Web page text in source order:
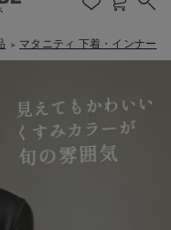
戻る
送料無料アイテム全て
戻る
ブラキャミ おまとめ
戻る
【37周年祭セール】
戻る
気温差別オススメア
戻る
戻る
戻る
マタニティウェア
戻る
こだわりの履き心地
戻る
戻る
出産準備応援割全て
戻る
戻る
戻る
戻る
戻る
戻る
戻る
春のマタニティワン
戻る
Gift Selection 出産
戻る
冬の冷え対策インナ
戻る
入院準備の持ち物チ
戻る
冬のあったか特集全て
＞ マタニティ 下着・インナー